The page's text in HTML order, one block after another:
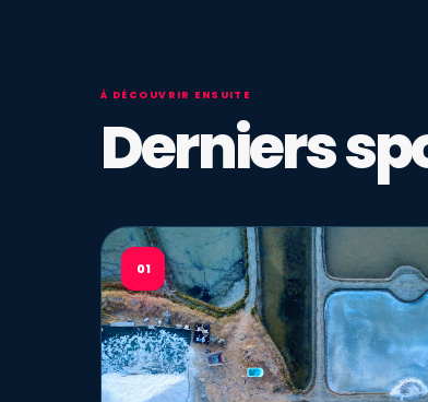
À DÉCOUVRIR ENSUITE
Derniers
01